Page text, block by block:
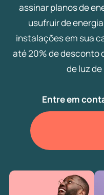
assinar planos de
usufruir de
instalações em sua
até 20% de desconto
de luz
Entre em